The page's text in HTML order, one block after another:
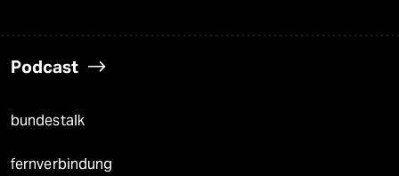
Podcast
bundestalk
fernverbindung